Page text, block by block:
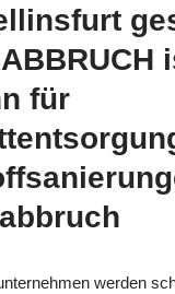
für
werden